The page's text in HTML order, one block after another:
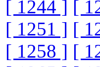
[ 1244 ] [
[ 1251 ] [
[ 1258 ] [